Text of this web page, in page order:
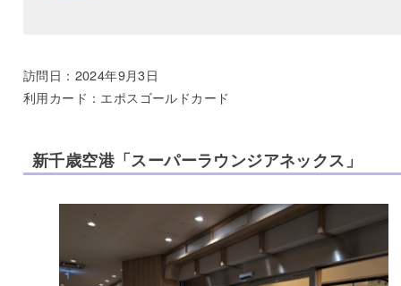
訪問日：2024年9月3日
利用カード：エポスゴールドカード
新千歳空港「スーパーラウンジアネックス」